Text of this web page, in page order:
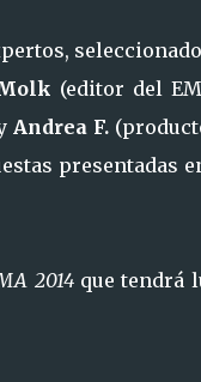
(editor del
Andrea F.
presentadas
2014que tendrá